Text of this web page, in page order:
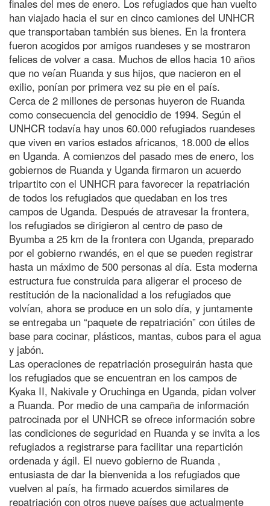
finales del mes de enero. Los refugiados que han vuelto
han viajado hacia el sur en cinco camiones del UNHCR
que transportaban también sus bienes. En la frontera
fueron acogidos por amigos ruandeses y se mostraron
felices de volver a casa. Muchos de ellos hacia 10 años
que no veían Ruanda y sus hijos, que nacieron en el
exilio, ponían por primera vez su pie en el país.
Cerca de 2 millones de personas huyeron de Ruanda
como consecuencia del genocidio de 1994. Según el
UNHCR todavía hay unos 60.000 refugiados ruandeses
que viven en varios estados africanos, 18.000 de ellos
en Uganda. A comienzos del pasado mes de enero, los
gobiernos de Ruanda y Uganda firmaron un acuerdo
tripartito con el UNHCR para favorecer la repatriación
de todos los refugiados que quedaban en los tres
campos de Uganda. Después de atravesar la frontera,
los refugiados se dirigieron al centro de paso de
Byumba a 25 km de la frontera con Uganda, preparado
por el gobierno rwandés, en el que se pueden registrar
hasta un máximo de 500 personas al día. Esta moderna
estructura fue construida para aligerar el proceso de
restitución de la nacionalidad a los refugiados que
volvían, ahora se produce en un solo día, y juntamente
se entregaba un “paquete de repatriación” con útiles de
base para cocinar, plásticos, mantas, cubos para el agua
y jabón.
Las operaciones de repatriación proseguirán hasta que
los refugiados que se encuentran en los campos de
Kyaka II, Nakivale y Oruchinga en Uganda, pidan volver
a Ruanda. Por medio de una campaña de información
patrocinada por el UNHCR se ofrece información sobre
las condiciones de seguridad en Ruanda y se invita a los
refugiados a registrarse para facilitar una repartición
ordenada y ágil. El nuevo gobierno de Ruanda ,
entusiasta de dar la bienvenida a los refugiados que
vuelven al país, ha firmado acuerdos similares de
repatriación con otros nueve países que actualmente